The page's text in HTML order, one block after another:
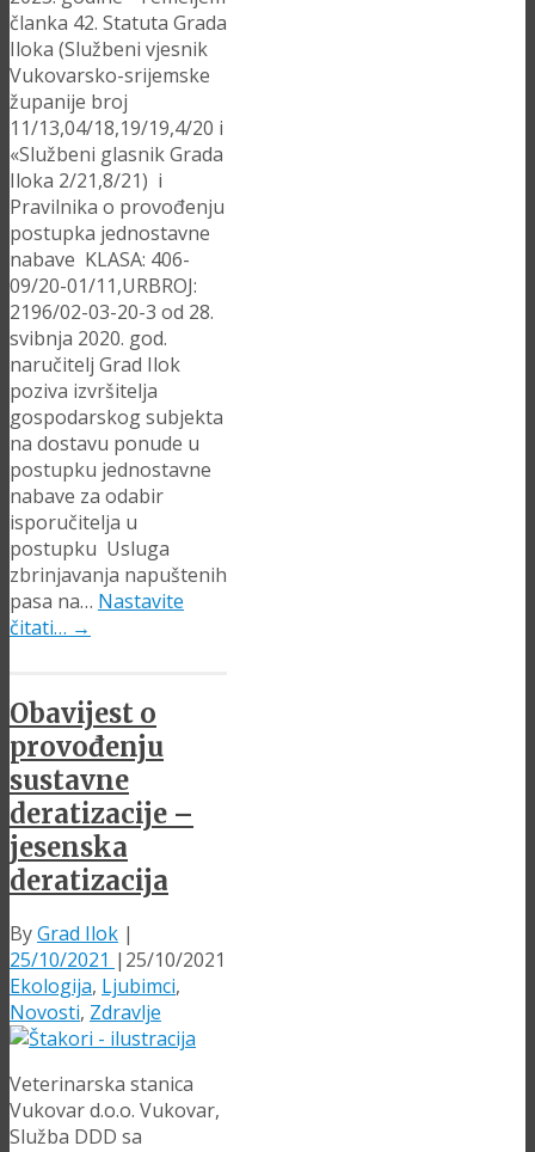
članka 42. Statuta Grada
Iloka (Službeni vjesnik
Vukovarsko-srijemske
županije broj
11/13,04/18,19/19,4/20 i
«Službeni glasnik Grada
Iloka 2/21,8/21) i
Pravilnika o provođenju
postupka jednostavne
nabave KLASA: 406-
09/20-01/11,URBROJ:
2196/02-03-20-3 od 28.
svibnja 2020. god.
naručitelj Grad Ilok
poziva izvršitelja
gospodarskog subjekta
na dostavu ponude u
postupku jednostavne
nabave za odabir
isporučitelja u
postupku Usluga
zbrinjavanja napuštenih
pasa na… Nastavite
čitati… →
Obavijest o
provođenju
sustavne
deratizacije –
jesenska
deratizacija
ByGrad Ilok |
25/10/2021 | 25/10/2021
Ekologija, Ljubimci,
Novosti, Zdravlje
Veterinarska stanica
Vukovar d.o.o. Vukovar,
Služba DDD sa